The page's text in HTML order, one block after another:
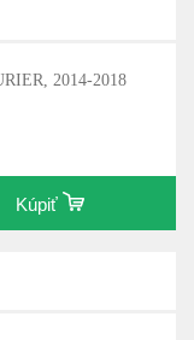
2014-2018
Kúpiť